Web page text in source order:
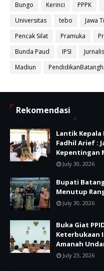
Bungo
Kerinci PPPK
Universitas
tebo Jawa
Pencak Silat
Pramuka
Bunda Paud
IPSI Jurnalis
Madiun
Rekomendasi
Lantik Kepala
Fadhil Arief :
Kepentingan
July 30, 2026
Bupati
Menutup
July 30, 2026
Buka Giat
Keterbukaan
Amanah
July 23, 2026